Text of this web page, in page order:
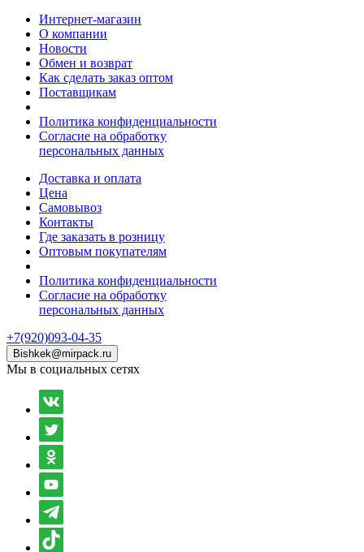
Интернет-магазин
О компании
Новости
Обмен и возврат
Как сделать заказ оптом
Поставщикам
Политика конфиденциальности
Согласие на обработку
персональных данных
Доставка и оплата
Цена
Самовывоз
Контакты
Где заказать в розницу
Оптовым покупателям
Политика конфиденциальности
Согласие на обработку
персональных данных
+7(920)093-04-35
Bishkek@mirpack.ru
Мы в социальных сетях